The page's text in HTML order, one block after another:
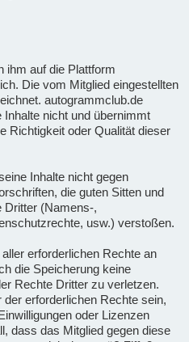
ihm auf die Plattform
Die vom Mitglied eingestellten
autogrammclub.de
nicht und übernimmt
Richtigkeit oder Qualität dieser
Inhalte nicht gegen
die guten Sitten und
Dritter (Namens-,
usw.) verstoßen.
erforderlichen Rechte an
die Speicherung keine
Rechte Dritter zu verletzen.
erforderlichen Rechte sein,
oder Lizenzen
dass das Mitglied gegen diese